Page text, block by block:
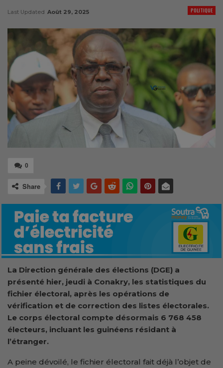
POLITIQUE
Last Updated Août 29, 2025
0
Share
La Direction générale des élections (DGE) a
présenté hier, jeudi à Conakry, les statistiques du
fichier électoral, après les opérations de
vérification et de correction des listes électorales.
Le corps électoral compte désormais 6 768 458
électeurs, incluant les guinéens résidant à
l’étranger.
A peine dévoilé, le fichier électoral fait déjà l’objet de